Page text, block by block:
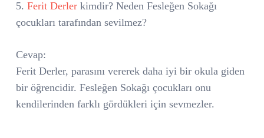
5. Ferit Derler kimdir? Neden Fesleğen Sokağı
çocukları tarafından sevilmez?
Cevap:
Ferit Derler, parasını vererek daha iyi bir okula giden
bir öğrencidir. Fesleğen Sokağı çocukları onu
kendilerinden farklı gördükleri için sevmezler.